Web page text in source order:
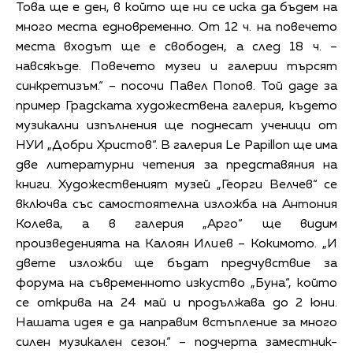
Това ще е ден, в който ще ни се иска да бъдем на
много места едновременно. От 12 ч. на повечето
места входът ще е свободен, а след 18 ч. –
навсякъде. Повечето музеи и галерии търсят
синкретизъм.“ – посочи Павел Попов. Той даде за
пример Градската художествена галерия, където
музикални изпълнения ще поднесат ученици от
НУИ „Добри Христов“. В галерия Le Papillon ще има
две литературни четения за представяния на
книги. Художественият музей „Георги Велчев“ се
включва със самостоятелна изложба на Антония
Колева, а в галерия „Арго“ ще видим
произведенията на Калоян Илиев – Кокимото. „И
двете изложби ще бъдат предчувствие за
форума на съвременното изкуство „Буна“, който
се открива на 24 май и продължава до 2 юни.
Нашата идея е да направим встъпление за много
силен музикален сезон.“ – подчерта заместник-